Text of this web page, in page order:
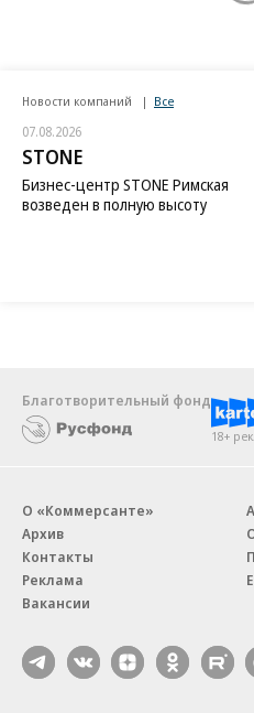
Новости компаний Все
07.08.2026
STONE
Бизнес-центр STONE Римская
возведен в полную высоту
Благотворительный фонд
18+
О «Коммерсанте»
Архив
Контакты
Реклама
Вакансии